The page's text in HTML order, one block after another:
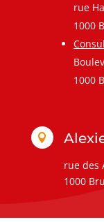
rue
1000
1000

rue des
1000